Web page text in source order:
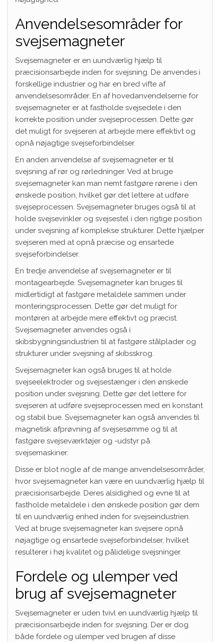
Anvendelsesområder for
svejsemagneter
Svejsemagneter er en uundværlig hjælp til
præcisionsarbejde inden for svejsning. De anvendes i
forskellige industrier og har en bred vifte af
anvendelsesområder. En af hovedanvendelserne for
svejsemagneter er at fastholde svejsedele i den
korrekte position under svejseprocessen. Dette gør
det muligt for svejseren at arbejde mere effektivt og
opnå nøjagtige svejseforbindelser.
En anden anvendelse af svejsemagneter er til
svejsning af rør og rørledninger. Ved at bruge
svejsemagneter kan man nemt fastgøre rørene i den
ønskede position, hvilket gør det lettere at udføre
svejseprocessen. Svejsemagneter bruges også til at
holde svejsevinkler og svejsestel i den rigtige position
under svejsning af komplekse strukturer. Dette hjælper
svejseren med at opnå præcise og ensartede
svejseforbindelser.
En tredje anvendelse af svejsemagneter er til
montagearbejde. Svejsemagneter kan bruges til
midlertidigt at fastgøre metaldele sammen under
monteringsprocessen. Dette gør det muligt for
montøren at arbejde mere effektivt og præcist.
Svejsemagneter anvendes også i
skibsbygningsindustrien til at fastgøre stålplader og
strukturer under svejsning af skibsskrog.
Svejsemagneter kan også bruges til at holde
svejseelektroder og svejsestænger i den ønskede
position under svejsning. Dette gør det lettere for
svejseren at udføre svejseprocessen med en konstant
og stabil bue. Svejsemagneter kan også anvendes til
magnetisk afprøvning af svejsesømme og til at
fastgøre svejseværktøjer og -udstyr på
svejsemaskiner.
Disse er blot nogle af de mange anvendelsesområder,
hvor svejsemagneter kan være en uundværlig hjælp til
præcisionsarbejde. Deres alsidighed og evne til at
fastholde metaldele i den ønskede position gør dem
til en uundværlig enhed inden for svejseindustrien.
Ved at bruge svejsemagneter kan svejsere opnå
nøjagtige og ensartede svejseforbindelser, hvilket
resulterer i høj kvalitet og pålidelige svejsninger.
Fordele og ulemper ved
brug af svejsemagneter
Svejsemagneter er uden tvivl en uundværlig hjælp til
præcisionsarbejde inden for svejsning. Der er dog
både fordele og ulemper ved brugen af disse